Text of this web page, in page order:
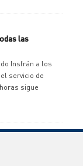
las
Insfrán a los
servicio de
sigue